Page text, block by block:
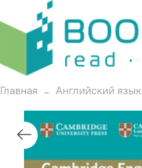
Главная Английский язык